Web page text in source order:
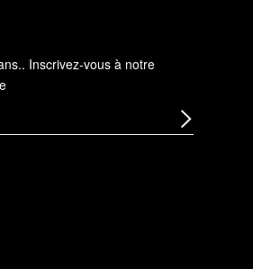
Inscrivez-vous à notre